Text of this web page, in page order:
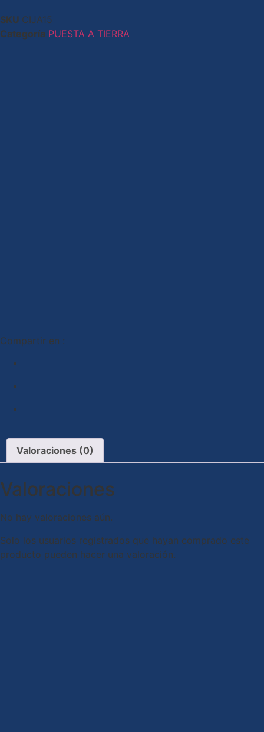
SKU CIJA15
Categoría PUESTA A TIERRA
Compartir en :
Valoraciones (0)
Valoraciones
No hay valoraciones aún.
Solo los usuarios registrados que hayan comprado este
producto pueden hacer una valoración.